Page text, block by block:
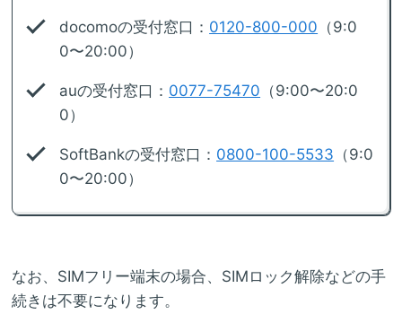
docomoの受付窓口： 0120-800-000 （9:0
0〜20:00）
auの受付窓口： 0077-75470 （9:00〜20:0
0）
SoftBankの受付窓口： 0800-100-5533 （9:0
0〜20:00）
なお、SIMフリー端末の場合、SIMロック解除などの手
続きは不要になります。